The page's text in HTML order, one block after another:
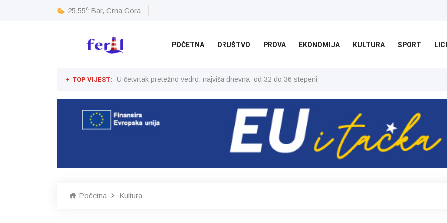
25.55c Bar, Crna Gora
POČETNA DRUŠTVO PROVA EKONOMIJA KULTURA SPORT
TOP VIJEST: U četvrtak pretežno vedro, najviša dnevna od 32 do 36 stepeni
Početna Kultura